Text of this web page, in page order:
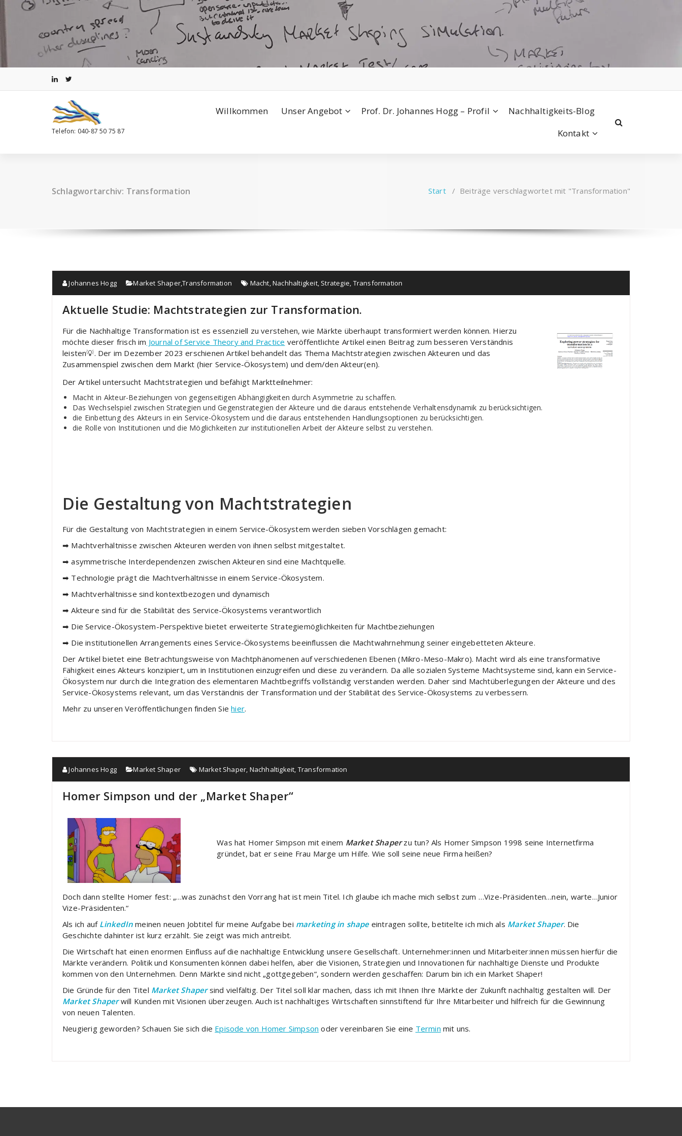
Telefon: 040-87 50 75 87
Willkommen Unser Angebot Prof. Dr. Johannes Hogg – Profil
Nachhaltigkeits-Blog
Kontakt
Schlagwortarchiv: Transformation Start/ Beiträge verschlagwortet mit "Transformation"
Johannes Hogg Market Shaper,Transformation Macht,Nachhaltigkeit, Strategie, Transformation
Aktuelle Studie: Machtstrategien zur Transformation.
Für die Nachhaltige Transformation ist es essenziell zu verstehen, wie Märkte überhaupt transformiert werden können. Hierzu
möchte dieser frisch im Journal of Service Theory and Practice veröffentlichte Artikel einen Beitrag zum besseren Verständnis
leisten💡. Der im Dezember 2023 erschienen Artikel behandelt das Thema Machtstrategien zwischen Akteuren und das
Zusammenspiel zwischen dem Markt (hier Service-Ökosystem) und dem/den Akteur(en).
Der Artikel untersucht Machtstrategien und befähigt Marktteilnehmer:
Macht in Akteur-Beziehungen von gegenseitigen Abhängigkeiten durch Asymmetrie zu schaffen.
Das Wechselspiel zwischen Strategien und Gegenstrategien der Akteure und die daraus entstehende Verhaltensdynamik zu berücksichtigen.
die Einbettung des Akteurs in ein Service-Ökosystem und die daraus entstehenden Handlungsoptionen zu berücksichtigen.
die Rolle von Institutionen und die Möglichkeiten zur institutionellen Arbeit der Akteure selbst zu verstehen.
Die Gestaltung von Machtstrategien
Für die Gestaltung von Machtstrategien in einem Service-Ökosystem werden sieben Vorschlägen gemacht:
➡ Machtverhältnisse zwischen Akteuren werden von ihnen selbst mitgestaltet.
➡ asymmetrische Interdependenzen zwischen Akteuren sind eine Machtquelle.
➡ Technologie prägt die Machtverhältnisse in einem Service-Ökosystem.
➡ Machtverhältnisse sind kontextbezogen und dynamisch
➡ Akteure sind für die Stabilität des Service-Ökosystems verantwortlich
➡ Die Service-Ökosystem-Perspektive bietet erweiterte Strategiemöglichkeiten für Machtbeziehungen
➡ Die institutionellen Arrangements eines Service-Ökosystems beeinflussen die Machtwahrnehmung seiner eingebetteten Akteure.
Der Artikel bietet eine Betrachtungsweise von Machtphänomenen auf verschiedenen Ebenen (Mikro-Meso-Makro). Macht wird als eine transformative
Fähigkeit eines Akteurs konzipiert, um in Institutionen einzugreifen und diese zu verändern. Da alle sozialen Systeme Machtsysteme sind, kann ein Service-
Ökosystem nur durch die Integration des elementaren Machtbegriffs vollständig verstanden werden. Daher sind Machtüberlegungen der Akteure und des
Service-Ökosystems relevant, um das Verständnis der Transformation und der Stabilität des Service-Ökosystems zu verbessern.
Mehr zu unseren Veröffentlichungen finden Siehier.
Johannes Hogg Market Shaper Market Shaper, Nachhaltigkeit, Transformation
Homer Simpson und der „Market Shaper“
Was hat Homer Simpson mit einem Market Shaperzu tun? Als Homer Simpson 1998 seine Internetfirma
gründet, bat er seine Frau Marge um Hilfe. Wie soll seine neue Firma heißen?
Doch dann stellte Homer fest: „…was zunächst den Vorrang hat ist mein Titel. Ich glaube ich mache mich selbst zum …Vize-Präsidenten…nein, warte…Junior
Vize-Präsidenten.“
Als ich auf LinkedIn meinen neuen Jobtitel für meine Aufgabe bei marketing in shapeeintragen sollte, betitelte ich mich als Market Shaper. Die
Geschichte dahinter ist kurz erzählt. Sie zeigt was mich antreibt.
Die Wirtschaft hat einen enormen Einfluss auf die nachhaltige Entwicklung unsere Gesellschaft. Unternehmer:innen und Mitarbeiter:innen müssen hierfür die
Märkte verändern. Politik und Konsumenten können dabei helfen, aber die Visionen, Strategien und Innovationen für nachhaltige Dienste und Produkte
kommen von den Unternehmen. Denn Märkte sind nicht „gottgegeben“, sondern werden geschaffen: Darum bin ich ein Market Shaper!
Die Gründe für den Titel Market Shapersind vielfältig. Der Titel soll klar machen, dass ich mit Ihnen Ihre Märkte der Zukunft nachhaltig gestalten will. Der
Market Shaperwill Kunden mit Visionen überzeugen. Auch ist nachhaltiges Wirtschaften sinnstiftend für Ihre Mitarbeiter und hilfreich für die Gewinnung
von neuen Talenten.
Neugierig geworden? Schauen Sie sich die Episode von Homer Simpson oder vereinbaren Sie eine Termin mit uns.